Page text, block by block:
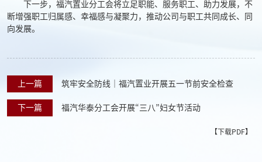
下一步，福汽置业分工会将立足职能、服务职工、助力发展，不
断增强职工归属感、幸福感与凝聚力，推动公司与职工共同成长、同
向发展。
上一篇 筑牢安全防线│福汽置业开展五一节前安全检查
下一篇 福汽华泰分工会开展“三八”妇女节活动
【下载PDF】